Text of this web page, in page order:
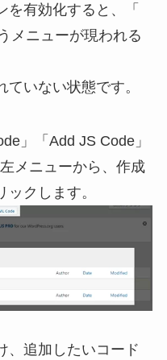
を有効化すると、「
メニューが現われる
いない状態です。
」「Add JS Code」
メニューから、作成
クします。
、追加したいコード